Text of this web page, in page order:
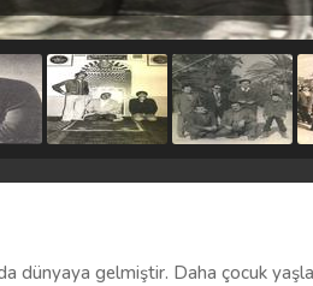
dünyaya gelmiştir. Daha çocuk